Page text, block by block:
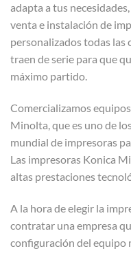
adapta a tus
venta e instalación de
personalizados todas las
traen de serie para que
máximo partido.
Comercializamos
Minolta, que es uno de
mundial de impresoras
Las impresoras Konica
altas prestaciones
A la hora de elegir la
contratar una empresa
configuración del equipo